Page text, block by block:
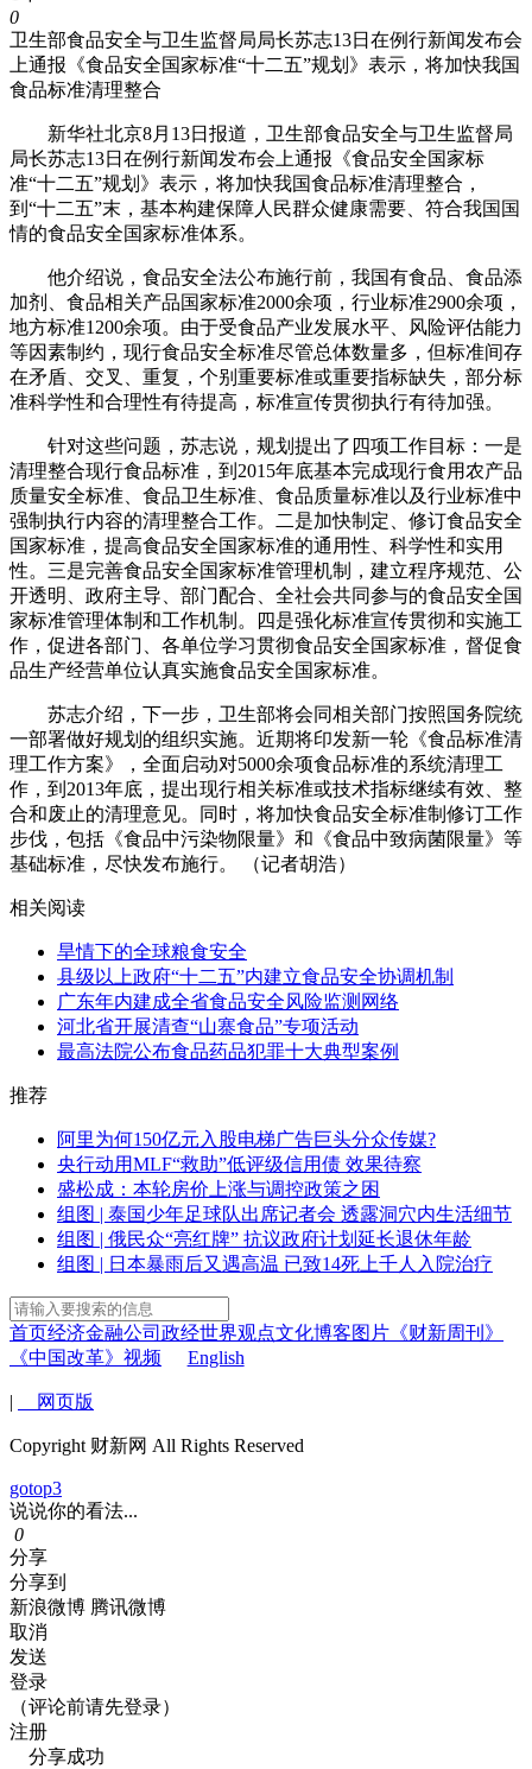
0
卫生部食品安全与卫生监督局局长苏志13日在例行新闻发布会
上通报《食品安全国家标准“十二五”规划》表示，将加快我国
食品标准清理整合
新华社北京8月13日报道，卫生部食品安全与卫生监督局
局长苏志13日在例行新闻发布会上通报《食品安全国家标
准“十二五”规划》表示，将加快我国食品标准清理整合，
到“十二五”末，基本构建保障人民群众健康需要、符合我国国
情的食品安全国家标准体系。
他介绍说，食品安全法公布施行前，我国有食品、食品添
加剂、食品相关产品国家标准2000余项，行业标准2900余项，
地方标准1200余项。由于受食品产业发展水平、风险评估能力
等因素制约，现行食品安全标准尽管总体数量多，但标准间存
在矛盾、交叉、重复，个别重要标准或重要指标缺失，部分标
准科学性和合理性有待提高，标准宣传贯彻执行有待加强。
针对这些问题，苏志说，规划提出了四项工作目标：一是
清理整合现行食品标准，到2015年底基本完成现行食用农产品
质量安全标准、食品卫生标准、食品质量标准以及行业标准中
强制执行内容的清理整合工作。二是加快制定、修订食品安全
国家标准，提高食品安全国家标准的通用性、科学性和实用
性。三是完善食品安全国家标准管理机制，建立程序规范、公
开透明、政府主导、部门配合、全社会共同参与的食品安全国
家标准管理体制和工作机制。四是强化标准宣传贯彻和实施工
作，促进各部门、各单位学习贯彻食品安全国家标准，督促食
品生产经营单位认真实施食品安全国家标准。
苏志介绍，下一步，卫生部将会同相关部门按照国务院统
一部署做好规划的组织实施。近期将印发新一轮《食品标准清
理工作方案》，全面启动对5000余项食品标准的系统清理工
作，到2013年底，提出现行相关标准或技术指标继续有效、整
合和废止的清理意见。同时，将加快食品安全标准制修订工作
步伐，包括《食品中污染物限量》和《食品中致病菌限量》等
基础标准，尽快发布施行。 （记者胡浩）
相关阅读
旱情下的全球粮食安全
县级以上政府“十二五”内建立食品安全协调机制
广东年内建成全省食品安全风险监测网络
河北省开展清查“山寨食品”专项活动
最高法院公布食品药品犯罪十大典型案例
推荐
阿里为何150亿元入股电梯广告巨头分众传媒?
央行动用MLF“救助”低评级信用债 效果待察
盛松成：本轮房价上涨与调控政策之困
组图 | 泰国少年足球队出席记者会 透露洞穴内生活细节
组图 | 俄民众“亮红牌” 抗议政府计划延长退休年龄
组图 | 日本暴雨后又遇高温 已致14死上千人入院治疗
首页经济金融公司 政经世界观点文化博客图片 《财新周刊》
《中国改革》 视频 English
| 网页版
Copyright 财新网 All Rights Reserved
gotop3
说说你的看法...
0
分享
分享到
新浪微博 腾讯微博
取消
发送
登录
（评论前请先登录）
注册
分享成功